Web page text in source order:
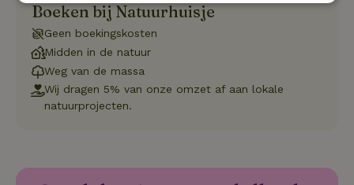
Boeken bij Natuurhuisje
Geen boekingskosten
Midden in de natuur
Weg van de massa
Wij dragen 5% van onze omzet af aan lokale
natuurprojecten.
Strikt
noodzakelijk
Prestatie Targeting
Functioneel Niet-geclassificeerd